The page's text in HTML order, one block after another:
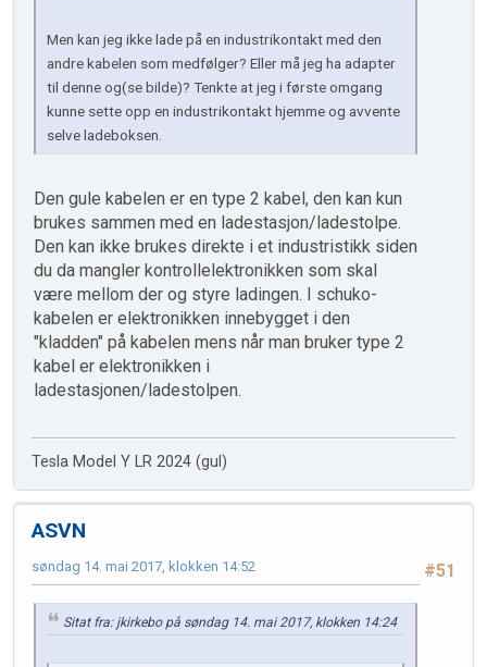
Men kan jeg ikke lade på en industrikontakt med den
andre kabelen som medfølger? Eller må jeg ha adapter
til denne og(se bilde)? Tenkte at jeg i første omgang
kunne sette opp en industrikontakt hjemme og avvente
selve ladeboksen.
Den gule kabelen er en type 2 kabel, den kan kun
brukes sammen med en ladestasjon/ladestolpe.
Den kan ikke brukes direkte i et industristikk siden
du da mangler kontrollelektronikken som skal
være mellom der og styre ladingen. I schuko-
kabelen er elektronikken innebygget i den
"kladden" på kabelen mens når man bruker type 2
kabel er elektronikken i
ladestasjonen/ladestolpen.
Tesla Model Y LR 2024 (gul)
ASVN
#51
søndag 14. mai 2017, klokken 14:52
Sitat fra: jkirkebo på søndag 14. mai 2017, klokken 14:24